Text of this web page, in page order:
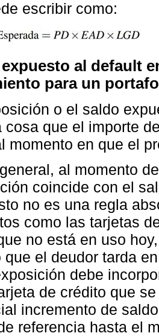
escribir como:
al default
para un
o el saldo
cosa que el importe
momento en que el
al momento
coincide con el
no es una regla
como las tarjetas
no está en uso
que el deudor tarda
debe
de crédito que
incremento de
referencia hasta el